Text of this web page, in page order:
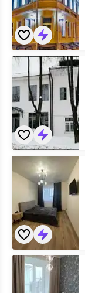
«Соляной
Склад»
мини-
гостиница
1-
комнатная
квартира
Нариманова
кв
18
2х-
комнатная
квартира
Мира